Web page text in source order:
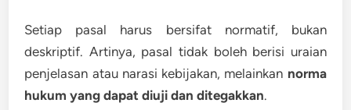
Setiap pasal harus bersifat normatif, bukan
deskriptif. Artinya, pasal tidak boleh berisi uraian
penjelasan atau narasi kebijakan, melainkan norma
hukum yang dapat diuji dan ditegakkan.